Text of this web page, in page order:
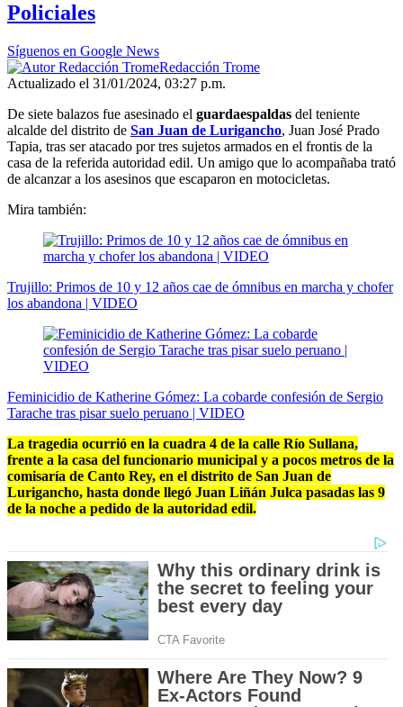
minutes,
27
seconds
Policiales
Síguenos en Google News
Redacción Trome
Actualizado el 31/01/2024, 03:27 p.m.
De siete balazos fue asesinado el guardaespaldas del teniente
alcalde del distrito de San Juan de Lurigancho, Juan José Prado
Tapia, tras ser atacado por tres sujetos armados en el frontis de la
casa de la referida autoridad edil. Un amigo que lo acompañaba trató
de alcanzar a los asesinos que escaparon en motocicletas.
Mira también:
Trujillo: Primos de 10 y 12 años cae de ómnibus en marcha y chofer
los abandona | VIDEO
Feminicidio de Katherine Gómez: La cobarde confesión de Sergio
Tarache tras pisar suelo peruano | VIDEO
La tragedia ocurrió en la cuadra 4 de la calle Río Sullana,
frente a la casa del funcionario municipal y a pocos metros de la
comisaría de Canto Rey, en el distrito de San Juan de
Lurigancho, hasta donde llegó Juan Liñán Julca pasadas las 9
de la noche a pedido de la autoridad edil.